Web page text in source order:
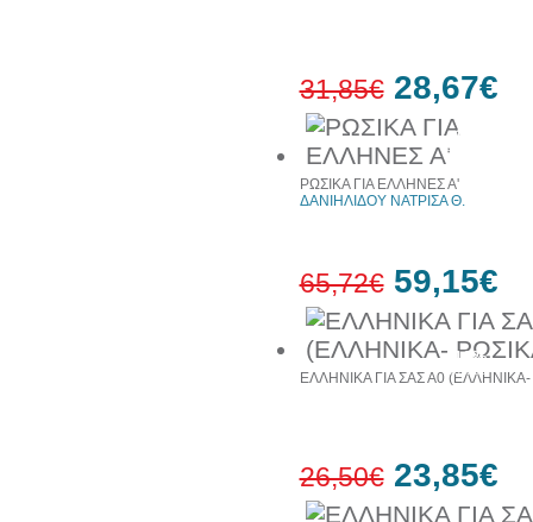
10%
έκπτωση
31,85€ 28,67€
10%
έκπτωση
ΡΩΣΙΚΑ ΓΙΑ ΕΛΛΗΝΕΣ Α'
ΔΑΝΙΗΛΙΔΟΥ ΝΑΤΡΙΣΑ Θ.
65,72€ 59,15€
ΕΛΛΗΝΙΚΑ ΓΙΑ ΣΑΣ Α0
26,50€ 23,85€